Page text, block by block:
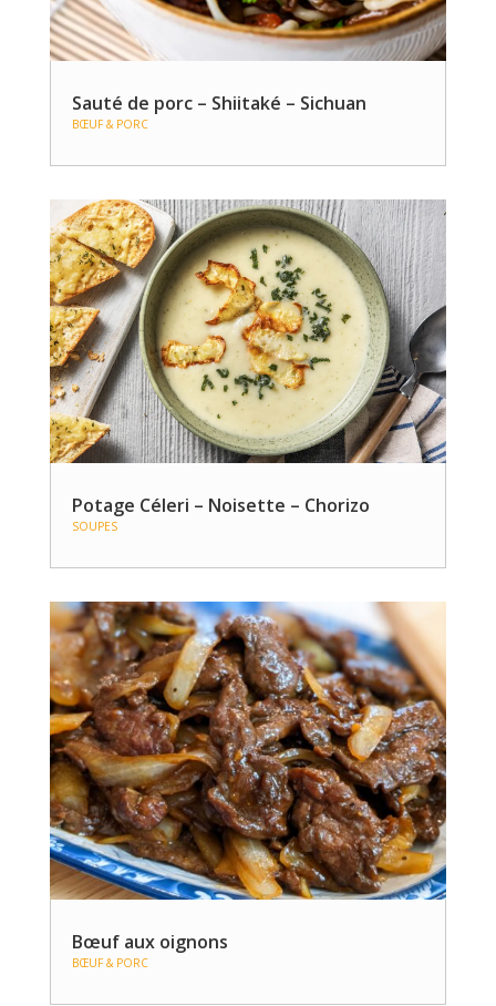
Sauté de porc – Shiitaké – Sichuan
BŒUF & PORC
Potage Céleri – Noisette – Chorizo
SOUPES
Bœuf aux oignons
BŒUF & PORC